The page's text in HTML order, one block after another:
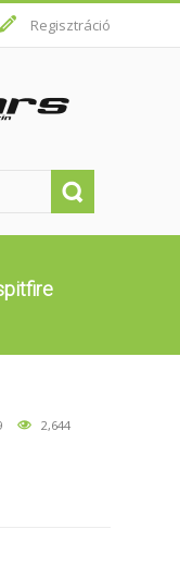
Regisztráció
2,644